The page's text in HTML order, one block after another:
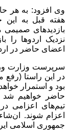
وی افزود: به هر
هفته قبل به
بازدیدهای صمیمی
نزدیک اردوها را
اعضای حاضر در
سرپرست وزارت
در این راستا
بود و استمرار
حاضر خواهیم شد
تیم‌های اعزامی
اعزام شوند.
جمهوری اسلامی